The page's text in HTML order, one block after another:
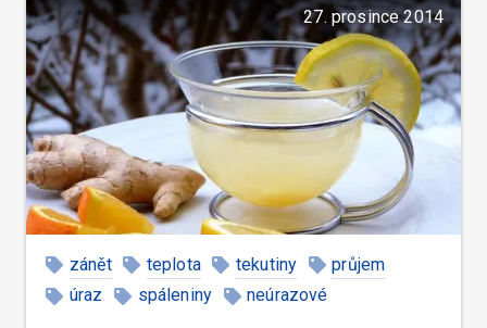
27. prosince 2014
zánět teplota tekutiny
průjem
úraz
spáleniny neúrazové